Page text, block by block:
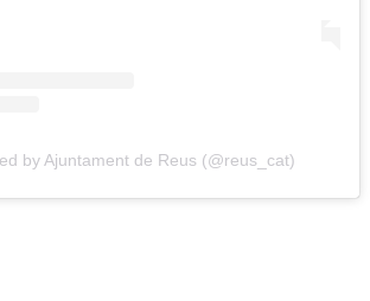
by Ajuntament de Reus (@reus_cat)